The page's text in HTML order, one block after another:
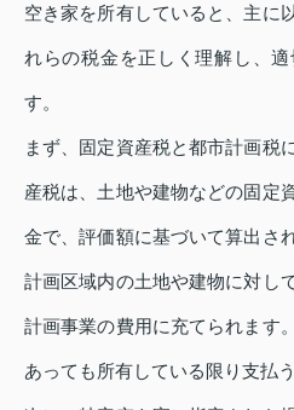
空き家を所有していると、主に
れらの税金を正しく理解し、
す。
まず、固定資産税と都市計画税
産税は、土地や建物などの固定
金で、評価額に基づいて算出さ
計画区域内の土地や建物に対し
計画事業の費用に充てられます
あっても所有している限り支払